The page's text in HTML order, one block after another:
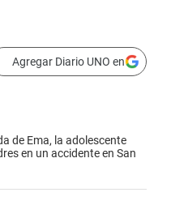
Agregar Diario UNO en
de Ema, la adolescente
en un accidente en San